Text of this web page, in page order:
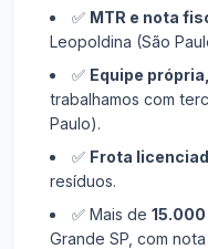
✅ MTR e nota
Leopoldina (São
✅ Equipe
trabalhamos com
Paulo).
✅ Frota
resíduos.
✅ Mais de
Grande SP, com